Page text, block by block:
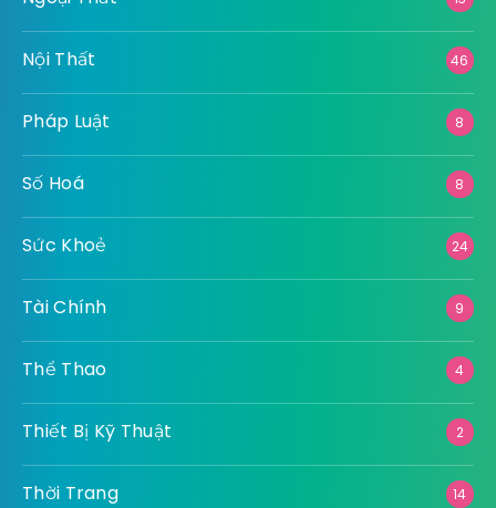
Nội Thất 46
Pháp Luật 8
Số Hoá 8
Sức Khoẻ 24
Tài Chính 9
Thể Thao 4
Thiết Bị Kỹ Thuật 2
Thời Trang 14